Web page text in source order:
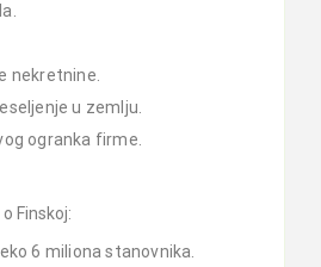
nekretnine.
u zemlju.
ogranka firme.
Finskoj:
6 miliona stanovnika.